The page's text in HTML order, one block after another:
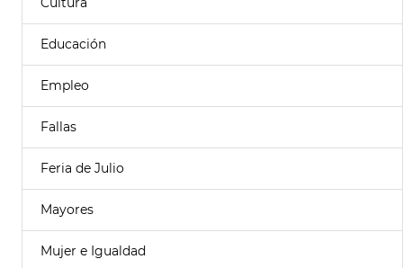
Educación
Empleo
Fallas
Feria de Julio
Mayores
Mujer e Igualdad